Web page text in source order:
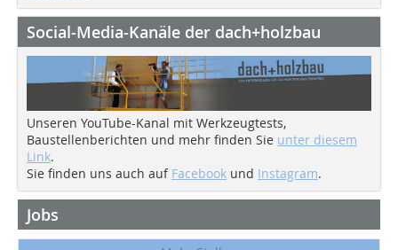
Social-Media-Kanäle der dach+holzbau
Unseren YouTube-Kanal mit Werkzeugtests,
Baustellenberichten und mehr finden Sie unter diesem
Link.
Sie finden uns auch auf Facebook und Instagram.
Jobs